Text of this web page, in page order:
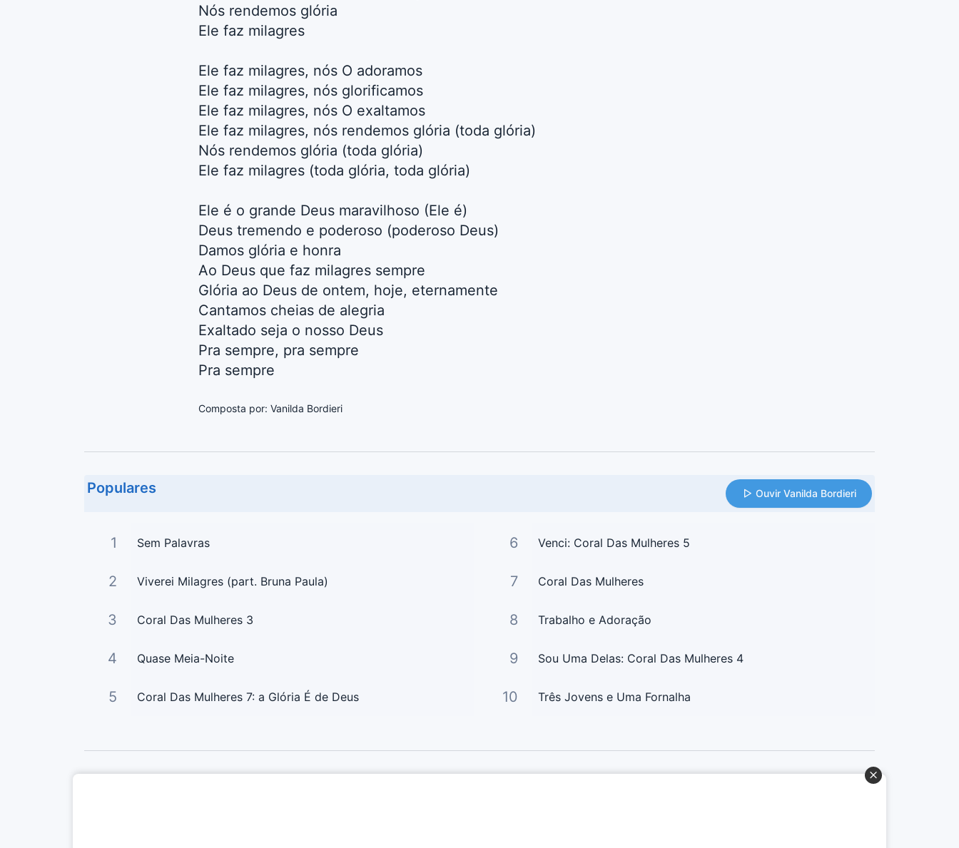
Nós rendemos glória
Ele faz milagres
Ele faz milagres, nós O adoramos
Ele faz milagres, nós glorificamos
Ele faz milagres, nós O exaltamos
Ele faz milagres, nós rendemos glória (toda glória)
Nós rendemos glória (toda glória)
Ele faz milagres (toda glória, toda glória)
Ele é o grande Deus maravilhoso (Ele é)
Deus tremendo e poderoso (poderoso Deus)
Damos glória e honra
Ao Deus que faz milagres sempre
Glória ao Deus de ontem, hoje, eternamente
Cantamos cheias de alegria
Exaltado seja o nosso Deus
Pra sempre, pra sempre
Pra sempre
Composta por: Vanilda Bordieri
Populares Ouvir Vanilda Bordieri
1 Sem Palavras
2 Viverei Milagres (part. Bruna Paula)
3 Coral Das Mulheres 3
4 Quase Meia-Noite
5 Coral Das Mulheres 7: a Glória É de Deus
6 Venci: Coral Das Mulheres 5
7 Coral Das Mulheres
8 Trabalho e Adoração
9 Sou Uma Delas: Coral Das Mulheres 4
10 Três Jovens e Uma Fornalha